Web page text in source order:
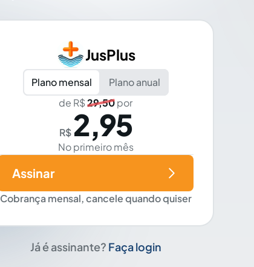
JusPlus
Plano mensal
Plano anual
de R$29,50por
R$ 2,95
No primeiro mês
Cobrança mensal, cancele quando quiser
Assinar
Já é assinante? Faça login